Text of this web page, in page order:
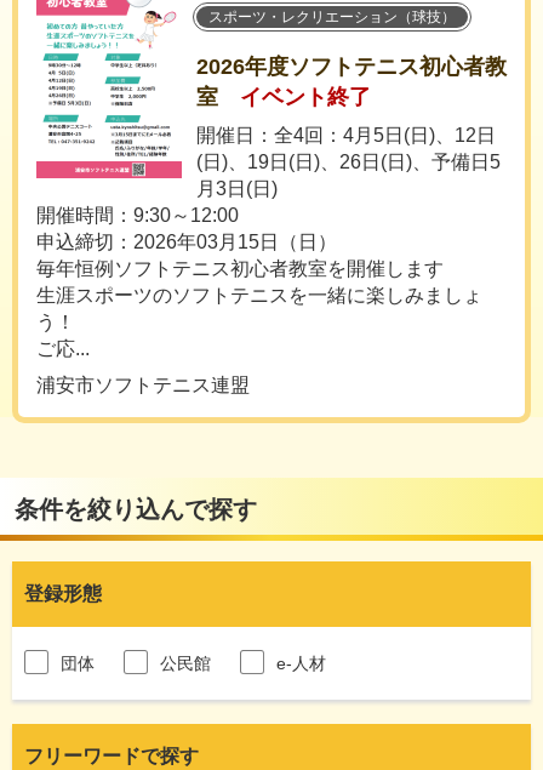
スポーツ・レクリエーション（球技）
2026年度ソフトテニス初心者教
室
イベント終了
開催日：全4回：4月5日(日)、12日
(日)、19日(日)、26日(日)、予備日5
月3日(日)
開催時間：9:30～12:00
申込締切：2026年03月15日（日）
毎年恒例ソフトテニス初心者教室を開催します
生涯スポーツのソフトテニスを一緒に楽しみましょ
う！
ご応...
浦安市ソフトテニス連盟
条件を絞り込んで探す
登録形態
団体 公民館 e-人材
フリーワードで探す